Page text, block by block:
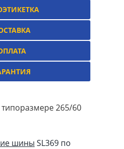
265/60
шины SL369 по